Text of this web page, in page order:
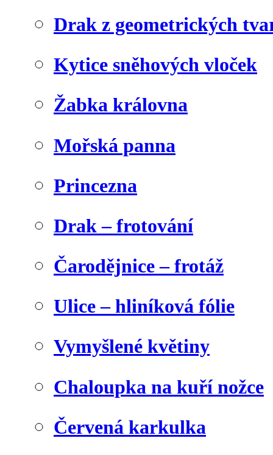
Drak z geometrických
Kytice sněhových vloček
Žabka královna
Mořská panna
Princezna
Drak – frotování
Čarodějnice – frotáž
Ulice – hliníková fólie
Vymyšlené květiny
Chaloupka na kuří nožce
Červená karkulka